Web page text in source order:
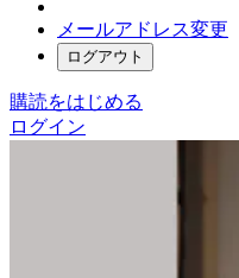
メールアドレス変更
ログアウト
購読をはじめる
ログイン